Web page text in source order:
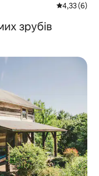
Середня
4,33 (6)
зрубів